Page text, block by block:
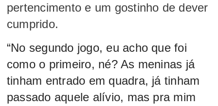
pertencimento e um gostinho de dever
cumprido.
“No segundo jogo, eu acho que foi
como o primeiro, né? As meninas já
tinham entrado em quadra, já tinham
passado aquele alívio, mas pra mim